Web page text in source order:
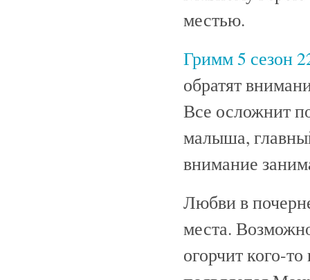
местью.
Гримм 5 сезон
обратят
Все осложнит
малыша,
внимание
Любви в
места.
огорчит кого-